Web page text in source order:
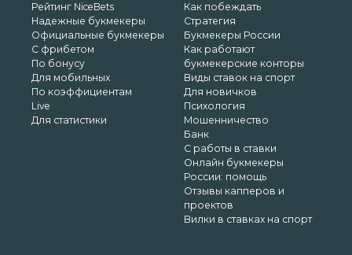
Рейтинг NiceBets
Надежные букмекеры
Официальные букмекеры
С фрибетом
По бонусу
Для мобильных
По коэффициентам
Live
Для статистики
Как побеждать
Стратегия
Букмекеры России
Как работают
букмекерские конторы
Виды ставок на спорт
Для новичков
Психология
Мошенничество
Банк
С работы в ставки
Онлайн букмекеры
России: помощь
Отзывы капперов и
проектов
Вилки в ставках на спорт